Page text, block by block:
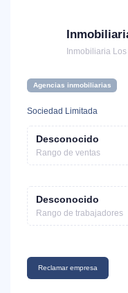
Inmobiliaria
Agencias inmobiliarias
Sociedad Limitada
Desconocido
Rango de ventas
Desconocido
Rango de trabajadores
Reclamar empresa